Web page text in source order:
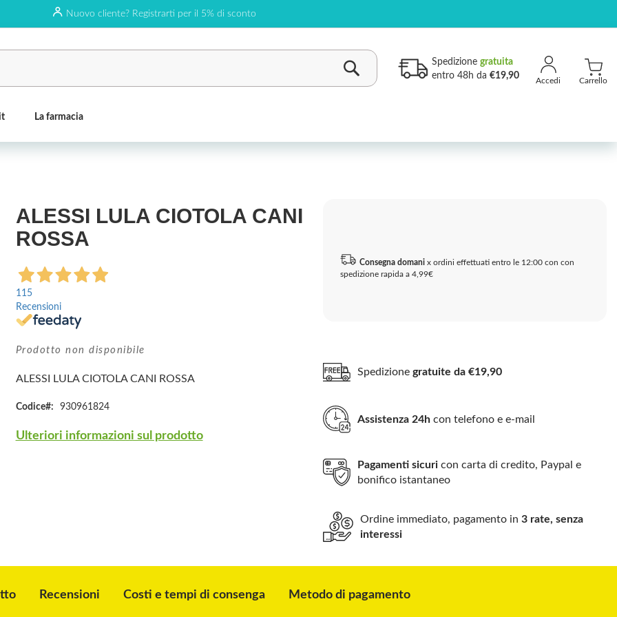
Nuovo cliente? Registrarti per il 5% di sconto
Carrello
Spedizione gratuita
entro 48h da €19,90
La farmacia
ALESSI LULA CIOTOLA CANI
ROSSA
115
Recensioni
Prodotto non disponibile
ALESSI LULA CIOTOLA CANI ROSSA
Codice 930961824
Ulteriori informazioni sul prodotto
Consegna domani x ordini effettuati entro le 12:00 con con
spedizione rapida a 4,99€
Spedizionegratuite da €19,90
Assistenza 24h con telefono e e-mail
Pagamenti sicuri con carta di credito, Paypal e
bonifico istantaneo
Ordine immediato, pagamento in3 rate, senza
interessi
Recensioni Costi e tempi di consenga Metodo di pagamento